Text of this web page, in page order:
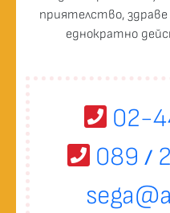
приятелство,
еднократно
02-
089 /